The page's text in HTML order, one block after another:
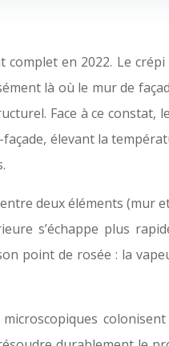
en 2022. Le
là où le mur de
Face à ce
élevant la
deux éléments (mur
s’échappe plus
point de rosée : la